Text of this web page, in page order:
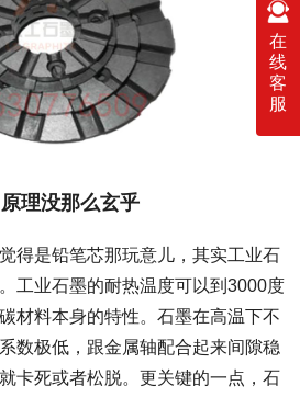
理没那么玄乎
得是铅笔芯那玩意儿，其实工业石
工业石墨的耐热温度可以到3000度
材料本身的特性。石墨在高温下不
数极低，跟金属轴配合起来间隙稳
卡死或者松脱。更关键的一点，石
在
线
客
服